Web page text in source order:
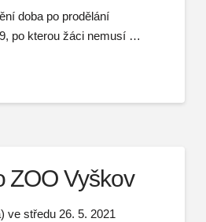
doba po prodělání
po kterou žáci nemusí …
ZOO Vyškov
ve středu 26. 5. 2021